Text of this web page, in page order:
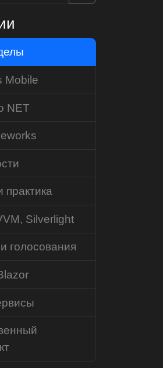
Mobile
NET
практика
Silverlight
голосования